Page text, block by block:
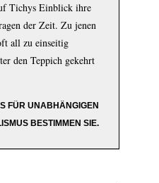
Tichys Einblick ihre
der Zeit. Zu jenen
all zu einseitig
den Teppich gekehrt
FÜR UNABHÄNGIGEN
BESTIMMEN SIE.